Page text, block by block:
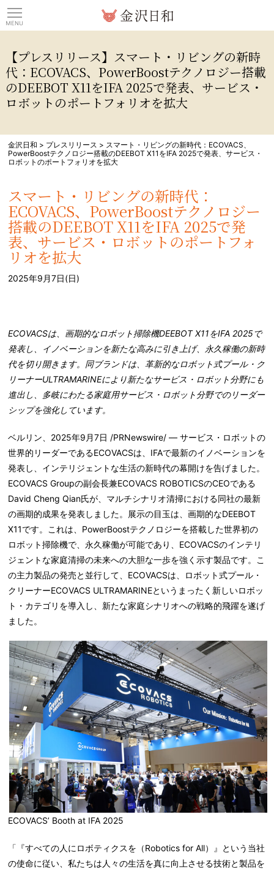
【プレスリリース】スマート・リビングの新時
代：ECOVACS、PowerBoostテクノロジー搭載
のDEEBOT X11をIFA 2025で発表、サービス・
ロボットのポートフォリオを拡大
金沢日和 > プレスリリース > スマート・リビングの新時代：ECOVACS、
PowerBoostテクノロジー搭載のDEEBOT X11をIFA 2025で発表、サービス・
ロボットのポートフォリオを拡大
スマート・リビングの新時代：
ECOVACS、PowerBoostテクノロジー
搭載のDEEBOT X11をIFA 2025で発
表、サービス・ロボットのポートフォ
リオを拡大
2025年9月7日(日)
ECOVACSは、画期的なロボット掃除機DEEBOT X11をIFA 2025で
発表し、イノベーションを新たな高みに引き上げ、永久稼働の新時
代を切り開きます。同ブランドは、革新的なロボット式プール・ク
リーナーULTRAMARINEにより新たなサービス・ロボット分野にも
進出し、多岐にわたる家庭用サービス・ロボット分野でのリーダー
シップを強化しています。
ベルリン、2025年9月7日 /PRNewswire/ — サービス・ロボットの
世界的リーダーであるECOVACSは、IFAで最新のイノベーションを
発表し、インテリジェントな生活の新時代の幕開けを告げました。
ECOVACS Groupの副会長兼ECOVACS ROBOTICSのCEOである
David Cheng Qian氏が、マルチシナリオ清掃における同社の最新
の画期的成果を発表しました。展示の目玉は、画期的なDEEBOT
X11です。これは、PowerBoostテクノロジーを搭載した世界初の
ロボット掃除機で、永久稼働が可能であり、ECOVACSのインテリ
ジェントな家庭清掃の未来への大胆な一歩を強く示す製品です。こ
の主力製品の発売と並行して、ECOVACSは、ロボット式プール・
クリーナーECOVACS ULTRAMARINEというまったく新しいロボッ
ト・カテゴリを導入し、新たな家庭シナリオへの戦略的飛躍を遂げ
ました。
ECOVACS’ Booth at IFA 2025
「『すべての人にロボティクスを（Robotics for All）』という当社
の使命に従い、私たちは人々の生活を真に向上させる技術と製品を